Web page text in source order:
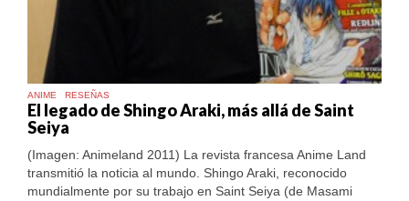
ANIME RESEÑAS
El legado de Shingo Araki, más allá de Saint
Seiya
(Imagen: Animeland 2011) La revista francesa Anime Land
transmitió la noticia al mundo. Shingo Araki, reconocido
mundialmente por su trabajo en Saint Seiya (de Masami